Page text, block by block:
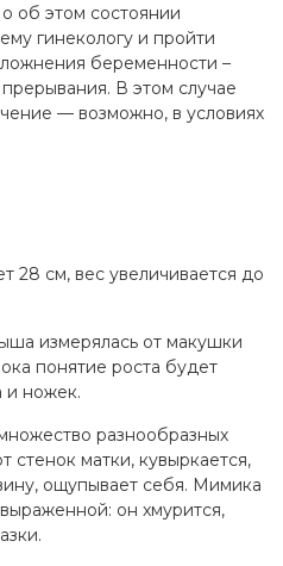
об этом состоянии
гинекологу и пройти
беременности –
В этом случае
— возможно, в условиях
28 см, вес увеличивается до
измерялась от макушки
понятие роста будет
и ножек.
разнообразных
стенок матки, кувыркается,
ощупывает себя. Мимика
он хмурится,